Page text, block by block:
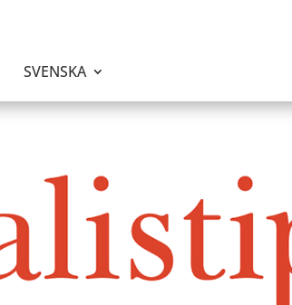
SVENSKA